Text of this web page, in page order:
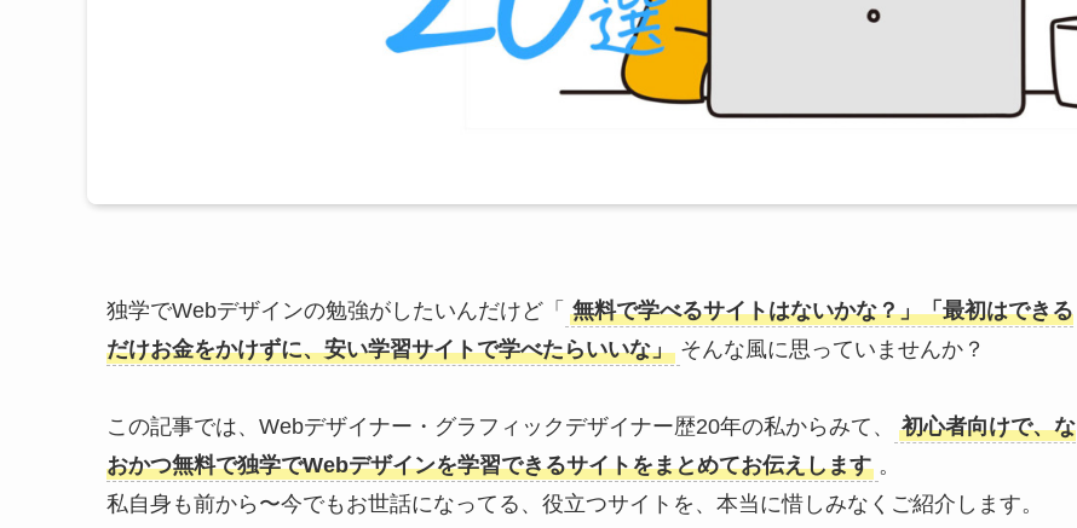
独学でWebデザインの勉強がしたいんだけど「 無料で学べるサイトはないかな？」「最初はできる
だけお金をかけずに、安い学習サイトで学べたらいいな」 そんな風に思っていませんか？
この記事では、Webデザイナー・グラフィックデザイナー歴20年の私からみて、
初心者向けで、な
おかつ無料で独学でWebデザインを学習できるサイトをまとめてお伝えします 。
私自身も前から〜今でもお世話になってる、役立つサイトを、本当に惜しみなくご紹介します。